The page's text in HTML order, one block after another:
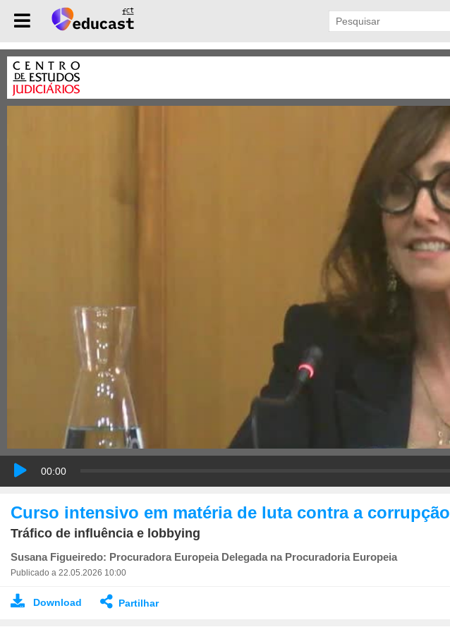
00:00
Curso intensivo em matéria de luta contra a corrupção
Tráfico de influência e lobbying
Susana Figueiredo: Procuradora Europeia Delegada na Procuradoria Europeia
Publicado a 22.05.2026 10:00
Download Partilhar